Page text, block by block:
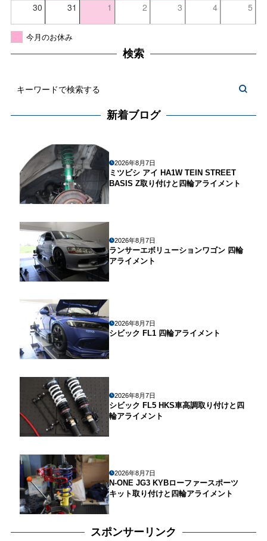
30 31 1 2 3 4 5
今月のお休み
検索
新着ブログ
2026年8月7日
ミツビシ アイ HA1W TEIN STREET
BASIS Z取り付けと四輪アライメント
2026年8月7日
ランサーエボリューションワゴン 四輪
アライメント
2026年8月7日
シビック FL1 四輪アライメント
2026年8月7日
シビック FL5 HKS車高調取り付けと四
輪アライメント
2026年8月7日
N-ONE JG3 KYBローファースポーツ
キット取り付けと四輪アライメント
スポンサーリンク